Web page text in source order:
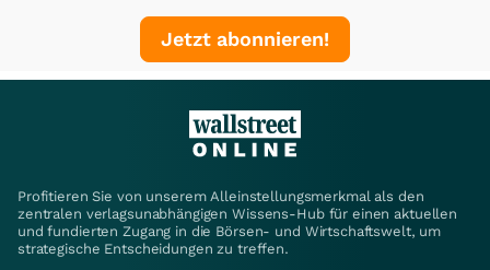
Jetzt abonnieren!
Profitieren Sie von unserem Alleinstellungsmerkmal als den
zentralen verlagsunabhängigen Wissens-Hub für einen aktuellen
und fundierten Zugang in die Börsen- und Wirtschaftswelt, um
strategische Entscheidungen zu treffen.